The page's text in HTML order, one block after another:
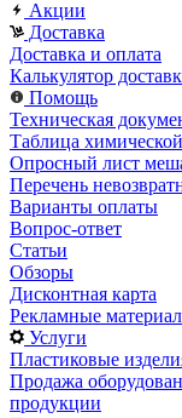
Акции
Доставка
Доставка и оплата
Калькулятор
Помощь
Техническая
Таблица
Опросный лист
Перечень
Варианты оплаты
Вопрос-ответ
Статьи
Обзоры
Дисконтная карта
Рекламные
Услуги
Пластиковые
Продажа
продукции